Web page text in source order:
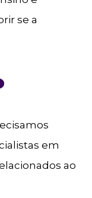
se a
em
ao